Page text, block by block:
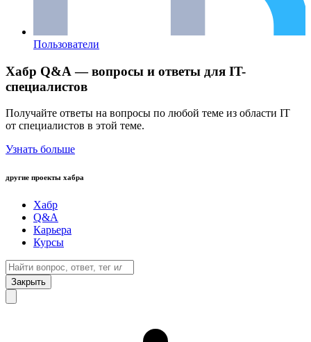
Пользователи
Хабр Q&A — вопросы и ответы для IT-
специалистов
Получайте ответы на вопросы по любой теме из области IT
от специалистов в этой теме.
Узнать больше
другие проекты хабра
Хабр
Q&A
Карьера
Курсы
Закрыть